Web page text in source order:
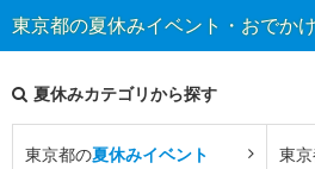
東京都の夏休みイベント・おでか
夏休みカテゴリから探す
東京都の夏休みイベント 東